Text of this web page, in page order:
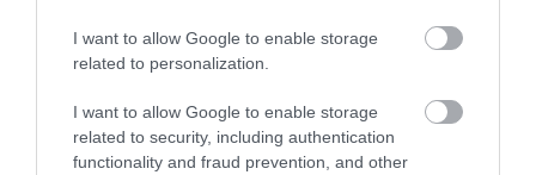
I want to allow Google to enable storage
related to personalization.
I want to allow Google to enable storage
related to security, including authentication
functionality and fraud prevention, and other
ξηροφθαλμία